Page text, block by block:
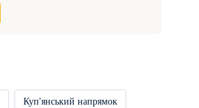
Куп'янський напрямок